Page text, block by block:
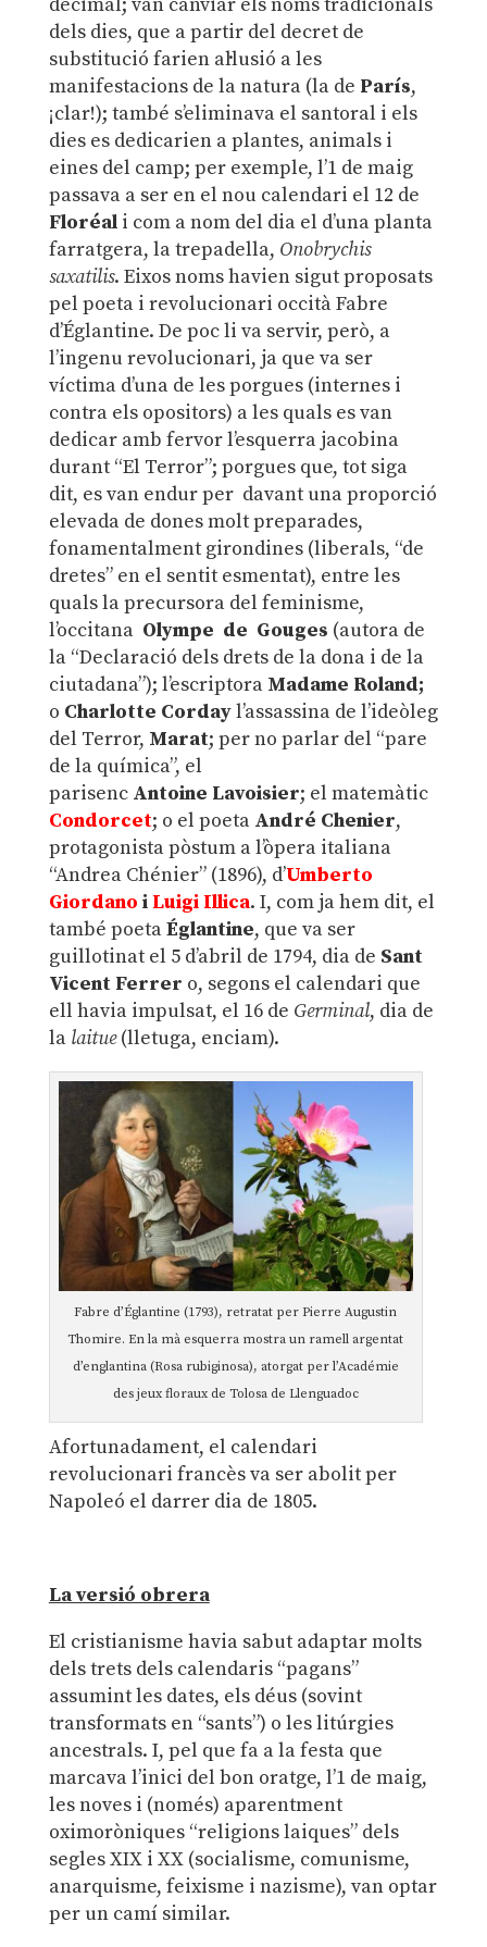
dels dies, que a partir del decret de
substitució farien al·lusió a les
manifestacions de la natura (la de París,
¡clar!); també s’eliminava el santoral i els
dies es dedicarien a plantes, animals i
eines del camp; per exemple, l’1 de maig
passava a ser en el nou calendari el 12 de
Floréali com a nom del dia el d’una planta
farratgera, la trepadella, Onobrychis
saxatilis. Eixos noms havien sigut proposats
pel poeta i revolucionari occità Fabre
d’Églantine. De poc li va servir, però, a
l’ingenu revolucionari, ja que va ser
víctima d’una de les porgues (internes i
contra els opositors) a les quals es van
dedicar amb fervor l’esquerra jacobina
durant “El Terror”; porgues que, tot siga
dit, es van endur per davant una proporció
elevada de dones molt preparades,
fonamentalment girondines (liberals, “de
dretes” en el sentit esmentat), entre les
quals la precursora del feminisme,
l’occitana Olympe de Gouges (autora de
la “Declaració dels drets de la dona i de la
ciutadana”); l’escriptora Madame Roland;
o Charlotte Cordayl’assassina de l’ideòleg
del Terror, Marat; per no parlar del “pare
de la química”, el
parisenc Antoine Lavoisier; el matemàtic
Condorcet; o el poeta André Chenier,
protagonista pòstum a l’òpera italiana
“Andrea Chénier” (1896), d’Umberto
Giordano i Luigi Illica. I, com ja hem dit, el
també poetaÉglantine, que va ser
guillotinat el 5 d’abril de 1794, dia de Sant
Vicent Ferrer o, segons el calendari que
ell havia impulsat, el 16 de Germinal, dia de
la laitue(lletuga, enciam).
Fabre d’Églantine (1793), retratat per Pierre Augustin
Thomire. En la mà esquerra mostra un ramell argentat
d’englantina (Rosa rubiginosa), atorgat per l’Académie
des jeux floraux de Tolosa de Llenguadoc
Afortunadament, el calendari
revolucionari francès va ser abolit per
Napoleó el darrer dia de 1805.
La versió obrera
El cristianisme havia sabut adaptar molts
dels trets dels calendaris “pagans”
assumint les dates, els déus (sovint
transformats en “sants”) o les litúrgies
ancestrals. I, pel que fa a la festa que
marcava l’inici del bon oratge, l’1 de maig,
les noves i (només) aparentment
oximoròniques “religions laiques” dels
segles XIX i XX (socialisme, comunisme,
anarquisme, feixisme i nazisme), van optar
per un camí similar.